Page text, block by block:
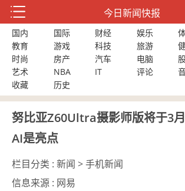
今日新闻快报
国内 国际 财经 娱乐
教育
游戏 科技 旅游
时尚
房产 汽车 电脑
艺术
NBA IT 评论
收藏
历史
努比亚Z60Ultra摄影师版将于3月
AI是亮点
栏目分类 : 新闻 > 手机新闻
信息来源 : 网易